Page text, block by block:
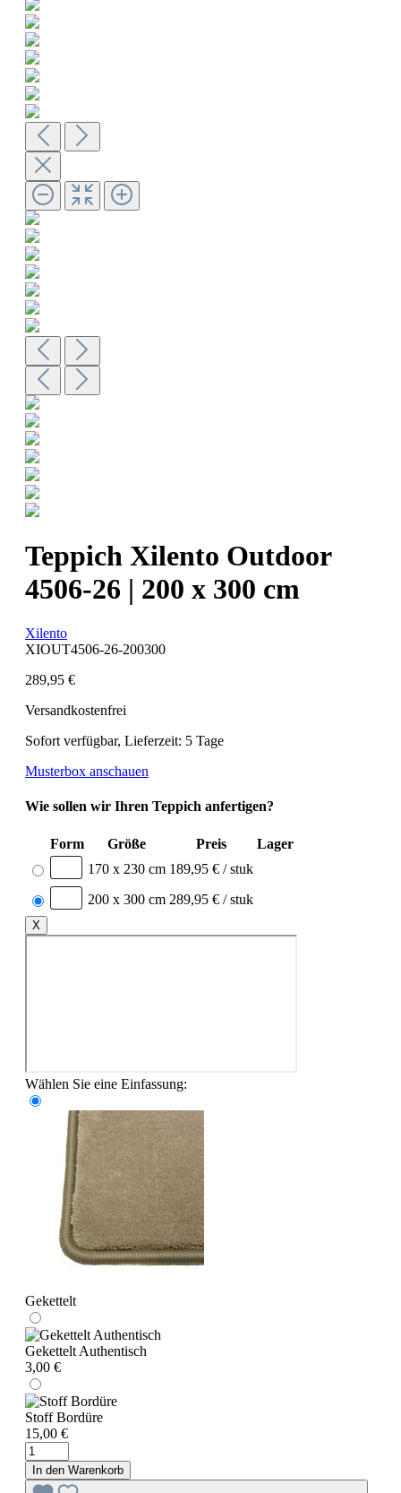
Teppich Xilento Outdoor
4506-26 | 200 x 300 cm
Xilento
XIOUT4506-26-200300
289,95 €
Versandkostenfrei
Sofort verfügbar, Lieferzeit: 5 Tage
Musterbox anschauen
Wie sollen wir Ihren Teppich anfertigen?
Form Größe Preis
Lager
170 x 230 cm 189,95 € / stuk
200 x 300 cm 289,95 € / stuk
X
Wählen Sie eine Einfassung:
Gekettelt
Gekettelt Authentisch
3,00 €
Stoff Bordüre
15,00 €
In den Warenkorb